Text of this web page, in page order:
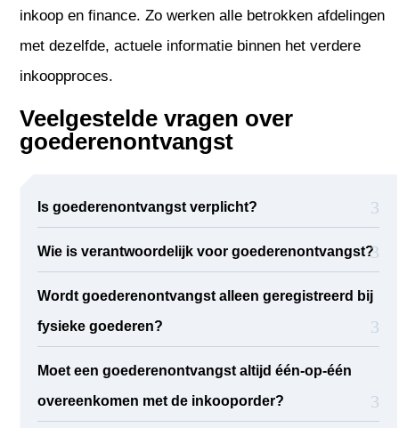
inkoop en finance. Zo werken alle betrokken afdelingen
met dezelfde, actuele informatie binnen het verdere
inkoopproces.
Veelgestelde vragen over
goederenontvangst
Is goederenontvangst verplicht?
Wie is verantwoordelijk voor goederenontvangst?
Wordt goederenontvangst alleen geregistreerd bij
fysieke goederen?
Moet een goederenontvangst altijd één-op-één
overeenkomen met de inkooporder?